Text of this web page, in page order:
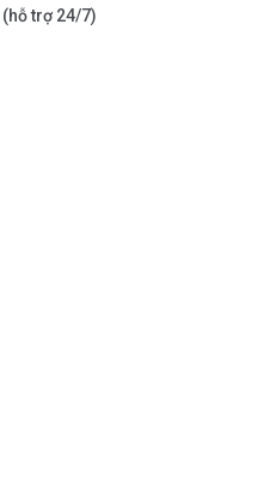
(hỗ trợ 24/7)